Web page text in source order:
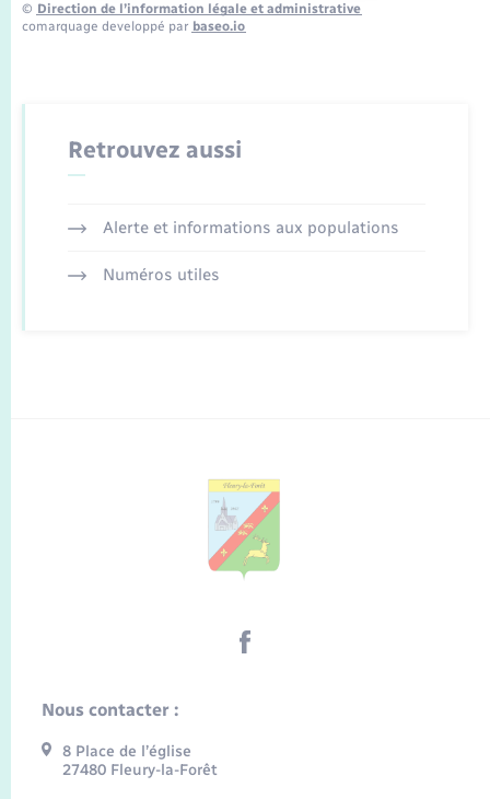
© Direction de l’information légale et administrative
comarquage developpé par baseo.io
Retrouvez aussi
Alerte et informations aux populations
Numéros utiles
Nous contacter :
8 Place de l’église
27480 Fleury-la-Forêt